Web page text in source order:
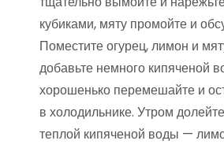
кубиками, мяту промойте и
Поместите огурец, лимон и
добавьте немного кипяченой
хорошенько перемешайте и
в холодильнике. Утром
теплой кипяченой воды —